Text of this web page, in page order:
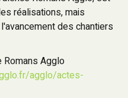
réalisations, mais
des chantiers
Romans Agglo
agglo/actes-